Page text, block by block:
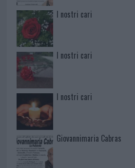
I nostri cari
I nostri cari
I nostri cari
Giovannimaria Cabras